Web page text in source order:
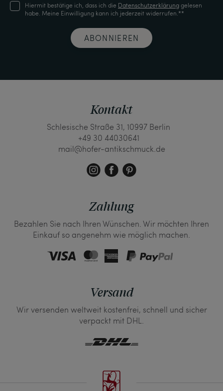
Hiermit bestätige ich, dass ich die Daten­schutz­erklärunggelesen
habe. Meine Einwilligung kann ich jederzeit widerrufen.**
ABONNIEREN
Kontakt
Schlesische Straße 31, 10997 Berlin
+49 30 44030641
mail@hofer-antikschmuck.de
Zahlung
Bezahlen Sie nach Ihren Wünschen. Wir möchten Ihren
Einkauf so angenehm wie möglich machen.
Versand
Wir versenden weltweit kostenfrei, schnell und sicher
verpackt mit DHL.